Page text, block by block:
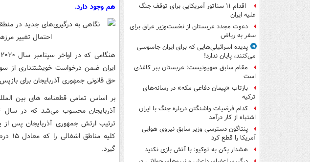
اقدام ۱۱ سناتور آمریکایی برای توقف جنگ
علیه ایران
دعوت مجدد عربستان از نخست‌وزیر عراق برای
سفر به ریاض
پدیده اسرائیلی‌هایی که برای ایران جاسوسی
می‌کنند، پایان ندارد!
مقام سابق صهیونیست: عربستان ببر کاغذی
است
بازتاب «پیمان دفاعی مکه» در رسانه‌های
ترکیه
کدام فرضیات واشنگتن درباره جنگ با ایران
اشتباه از کار درآمد
پنتاگون دسترسی وزیر سابق نیروی هوایی
آمریکا را قطع کرد
هشدار پکن به توکیو: با آتش بازی نکنید
هم وجود دارد.
ایران ضمن درخواست خویشتنداری از
حق قانونی جمهوری آذربایجان برای
بر اساس تمامی قطعنامه های بین
گیرد.